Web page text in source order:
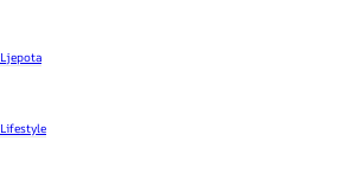
Ljepota
Lifestyle